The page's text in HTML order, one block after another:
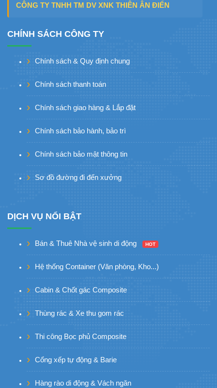
CÔNG TY TNHH TM DV XNK THIÊN ÂN ĐIỂN
CHÍNH SÁCH CÔNG TY
Chính sách & Quy định chung
Chính sách thanh toán
Chính sách giao hàng & Lắp đặt
Chính sách bảo hành, bảo trì
Chính sách bảo mật thông tin
Sơ đồ đường đi đến xưởng
DỊCH VỤ NỔI BẬT
Bán & Thuê Nhà vệ sinh di động HOT
Hệ thống Container (Văn phòng, Kho...)
Cabin & Chốt gác Composite
Thùng rác & Xe thu gom rác
Thi công Bọc phủ Composite
Cổng xếp tự động & Barie
Hàng rào di động & Vách ngăn